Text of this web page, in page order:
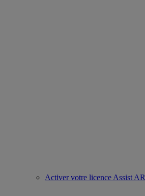
Activer votre licence Assist AR